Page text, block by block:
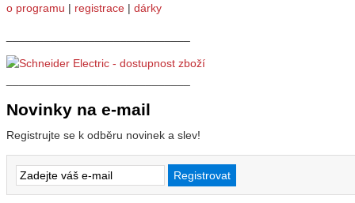
o programu | registrace | dárky
Novinky na e-mail
Registrujte se k odběru novinek a slev!